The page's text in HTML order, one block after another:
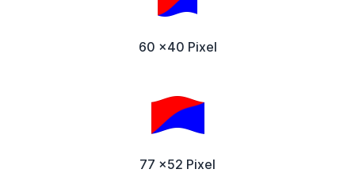
60 x40 Pixel
77 x52 Pixel